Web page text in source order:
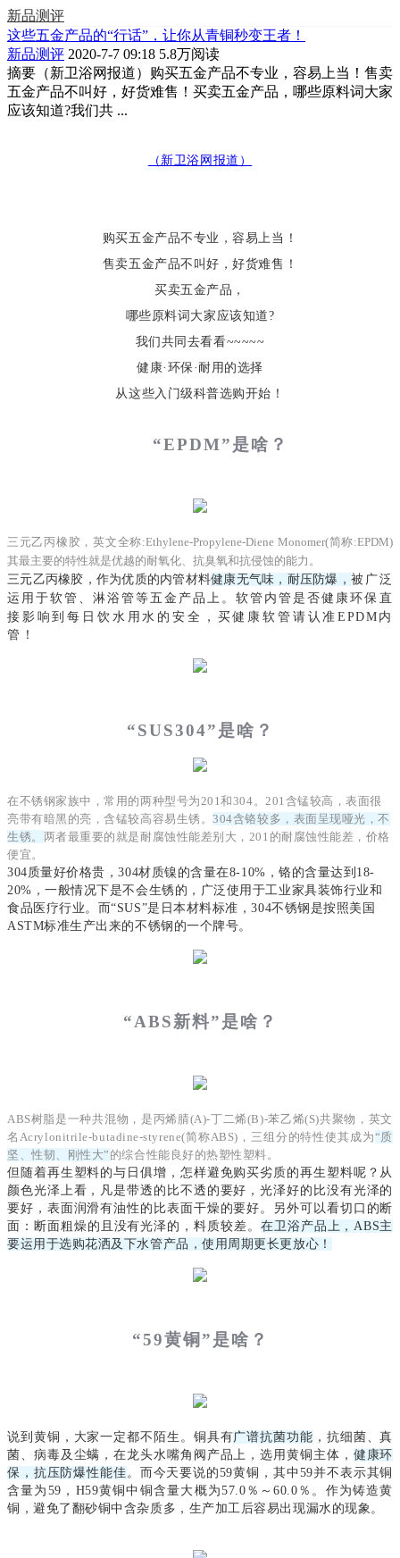
新品测评
这些五金产品的“行话”，让你从青铜秒变王者！
新品测评 2020-7-7 09:18 5.8万阅读
摘要 （新卫浴网报道）购买五金产品不专业，容易上当！售卖
五金产品不叫好，好货难售！买卖五金产品，哪些原料词大家
应该知道?我们共 ...
（新卫浴网报道）
购买五金产品不专业，容易上当！
售卖五金产品不叫好，好货难售！
买卖五金产品，
哪些原料词大家应该知道?
我们共同去看看~~~~~
健康·环保·耐用的选择
从这些入门级科普选购开始！
“EPDM”是啥？
三元乙丙橡胶 ，英文全称:Ethylene-Propylene-Diene Monomer(简称:EPDM)
其最主要的特性就是优越的耐氧化、抗臭氧和抗侵蚀的能力。
三元乙丙橡胶，作为优质的内管材料健康无气味，耐压防爆， 被广泛
运用于软管、淋浴管等五金产品上。软管内管是否健康环保直
接影响到每日饮水用水的安全，买健康软管请认准EPDM内
管！
“SUS304”是啥 ？
在不锈钢家族中，常用的两种型号为201和304。201含锰较高，表面很
亮带有暗黑的亮，含锰较高容易生锈。304含铬较多，表面呈现哑光，不
生锈。 两者最重要的就是耐腐蚀性能差别大，201的耐腐蚀性能差，价格
便宜。
304质量好价格贵，304材质镍的含量在8-10%，铬的含量达到18-
20%，一般情况下是不会生锈的，广泛使用于工业家具装饰行业和
食品医疗行业。 而“SUS”是日本材料标准，304不锈钢是按照美国
ASTM标准生产出来的不锈钢的一个牌号。
“ABS新料”是啥？
ABS树脂是一种共混物，是丙烯腈(A)-丁二烯(B)-苯乙烯(S)共聚物，英文
名Acrylonitrile-butadine-styrene(简称ABS)，三组分的特性使其成为“质
坚、性韧、刚性大” 的综合性能良好的热塑性塑料。
但随着再生塑料的与日俱增，怎样避免购买劣质的再生塑料呢？从
颜色光泽上看，凡是带透的比不透的要好，光泽好的比没有光泽的
要好，表面润滑有油性的比表面干燥的要好。另外可以看切口的断
面：断面粗燥的且没有光泽的，料质较差。 在卫浴产品上，ABS主
要运用于选购花洒及下水管产品，使用周期更长更放心！
“59黄铜”是啥？
说到黄铜，大家一定都不陌生。铜具有广谱抗菌功能 ，抗细菌、真
菌、病毒及尘螨，在龙头水嘴角阀产品上，选用黄铜主体， 健康环
保，抗压防爆性能佳。而今天要说的59黄铜，其中59并不表示其铜
含量为59，H59黄铜中铜含量大概为57.0％～60.0％。作为铸造黄
铜，避免了翻砂铜中含杂质多，生产加工后容易出现漏水的现象。